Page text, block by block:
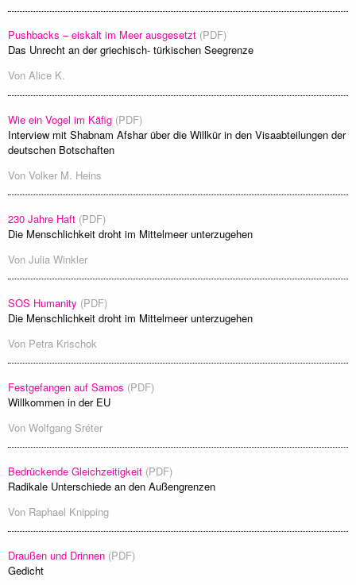
Pushbacks – eiskalt im Meer ausgesetzt (PDF)
Das Unrecht an der griechisch- türkischen Seegrenze
Von Alice K.
Wie ein Vogel im Käfig (PDF)
Interview mit Shabnam Afshar über die Willkür in den Visaabteilungen der
deutschen Botschaften
Von Volker M. Heins
230 Jahre Haft (PDF)
Die Menschlichkeit droht im Mittelmeer unterzugehen
Von Julia Winkler
SOS Humanity (PDF)
Die Menschlichkeit droht im Mittelmeer unterzugehen
Von Petra Krischok
Festgefangen auf Samos (PDF)
Willkommen in der EU
Von Wolfgang Sréter
Bedrückende Gleichzeitigkeit (PDF)
Radikale Unterschiede an den Außengrenzen
Von Raphael Knipping
Draußen und Drinnen (PDF)
Gedicht